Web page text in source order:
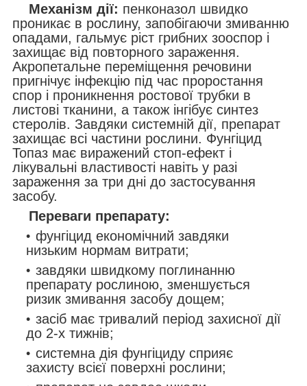
Механізм дії: пенконазол швидко
проникає в рослину, запобігаючи змиванню
опадами, гальмує ріст грибних зооспор і
захищає від повторного зараження.
Акропетальне переміщення речовини
пригнічує інфекцію під час проростання
спор і проникнення ростової трубки в
листові тканини, а також інгібує синтез
стеролів. Завдяки системній дії, препарат
захищає всі частини рослини. Фунгіцид
Топаз має виражений стоп-ефект і
лікувальні властивості навіть у разі
зараження за три дні до застосування
засобу.
Переваги препарату:
фунгіцид економічний завдяки
низьким нормам витрати;
завдяки швидкому поглинанню
препарату рослиною, зменшується
ризик змивання засобу дощем;
засіб має тривалий період захисної дії
до 2-х тижнів;
системна дія фунгіциду сприяє
захисту всієї поверхні рослини;